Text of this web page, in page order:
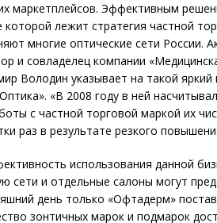
маркетплейсов. Эффективным
которой лежит стратегия частной
многие оптические сети России.
и совладелец компании
Володин указывает на такой
«В 2008 году в ней
с частной торговой маркой их
раз в результате резкого
использования данной
сети и отдельные салоны могут
день только «Офтадерм»
зонтичных марок и подмарок